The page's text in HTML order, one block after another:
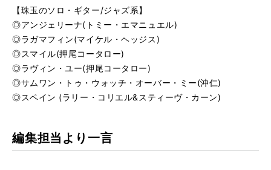
【珠玉のソロ・ギター/ジャズ系】
◎アンジェリーナ(トミー・エマニュエル)
◎ラガマフィン(マイケル・ヘッジス)
◎スマイル(押尾コータロー)
◎ラヴィン・ユー(押尾コータロー)
◎サムワン・トゥ・ウォッチ・オーバー・ミー(沖仁)
◎スペイン (ラリー・コリエル&スティーヴ・カーン)
編集担当より一言